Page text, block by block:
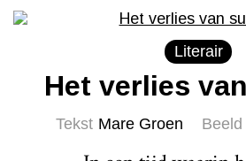
Literair
Het verlies
Tekst Mare Groen Beeld